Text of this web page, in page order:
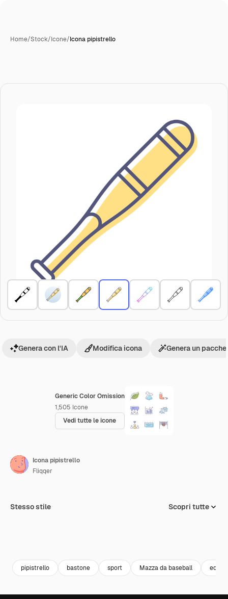
Home/Stock/Icone/Icona pipistrello
Generic Color Omission
1,505 Icone
Vedi tutte le icone
Genera con l'IA Modifica icona Genera un
Icona pipistrello
Fliqqer
Stesso stile Scopri tutte
pipistrello bastone sport Mazza da baseball